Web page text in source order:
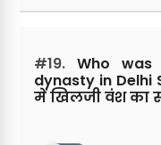
#19. Who
dynasty in
में खिलजी वंश का